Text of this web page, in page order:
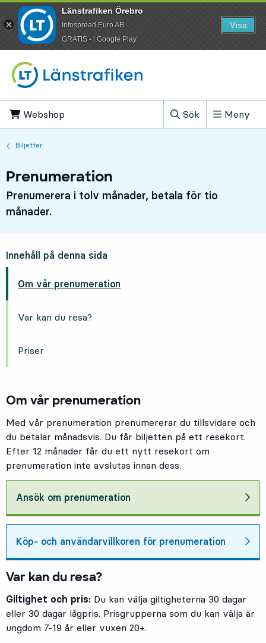
Webshop
Sök
, Visa sökfältet
Meny
Biljetter
Prenumeration
Prenumerera i tolv månader, betala för tio
månader.
Innehåll på denna sida
Om vår prenumeration
Var kan du resa?
Priser
Om vår prenumeration
Med vår prenumeration prenumererar du tillsvidare och
du betalar månadsvis. Du får biljetten på ett resekort.
Efter 12 månader får du ett nytt resekort om
prenumeration inte avslutas innan dess.
Ansök om prenumeration
Köp- och användarvillkoren för prenumeration
Var kan du resa?
Giltighet och pris: Du kan välja giltigheterna 30 dagar
eller 30 dagar lågpris. Prisgrupperna som du kan välja är
ungdom 7-19 år eller vuxen 20+.
Länstrafiken Örebro
Infospread Euro AB
​GRATIS - i Google Play
Visa